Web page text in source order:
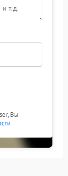
Вы